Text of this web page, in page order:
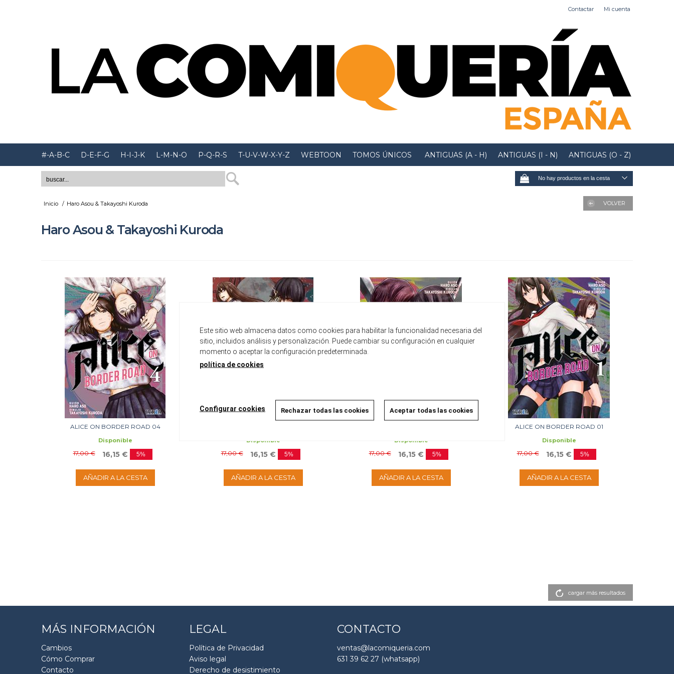
Contactar Mi cuenta
#-A-B-C D-E-F-G H-I-J-K L-M-N-O P-Q-R-S T-U-V-W-X-Y-Z WEBTOON TOMOS ÚNICOS ANTIGUAS (A - H) ANTIGUAS (I - N) ANTIGUAS (O - Z)
No hay productos en la cesta
Inicio / Haro Asou & Takayoshi Kuroda VOLVER
Haro Asou & Takayoshi Kuroda
ALICE ON BORDER ROAD 04
Disponible
17,00 € 16,15 € 5%
AÑADIR A LA CESTA
Disponible
17,00 € 16,15 € 5%
AÑADIR A LA CESTA
Disponible
17,00 € 16,15 € 5%
AÑADIR A LA CESTA
ALICE ON BORDER ROAD 01
Disponible
17,00 € 16,15 € 5%
AÑADIR A LA CESTA
cargar más resultados
MÁS INFORMACIÓN
Cambios
Cómo Comprar
Contacto
LEGAL
Política de Privacidad
Aviso legal
Derecho de desistimiento
CONTACTO
ventas@lacomiqueria.com
631 39 62 27 (whatsapp)
Este sitio web almacena datos como cookies para habilitar la funcionalidad necesaria del
sitio, incluidos análisis y personalización. Puede cambiar su configuración en cualquier
momento o aceptar la configuración predeterminada.
política de cookies
Configurar cookies Rechazar todas las cookies Aceptar todas las cookies